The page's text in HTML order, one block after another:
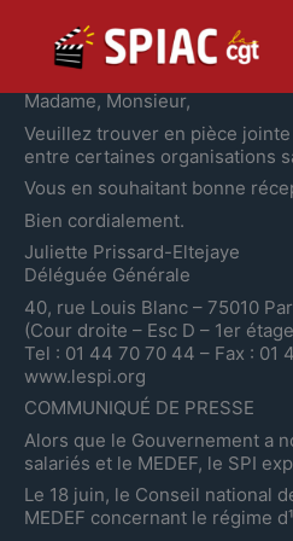
contenu
Madame, Monsieur,
Veuillez trouver en pièce
entre certaines organisations
Vous en souhaitant bonne
Bien cordialement.
Juliette Prissard-Eltejaye
Déléguée Générale
40, rue Louis Blanc – 75010
(Cour droite – Esc D – 1er
Tel : 01 44 70 70 44 – Fax : 01
www.lespi.org
COMMUNIQUÉ DE PRESSE
Alors que le Gouvernement a
salariés et le MEDEF, le SPI
Le 18 juin, le Conseil national
MEDEF concernant le régime